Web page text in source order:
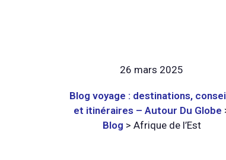
26 mars 2025
Blog voyage : destinations,
et itinéraires – Autour Du Globe
Blog > Afrique de l’Est